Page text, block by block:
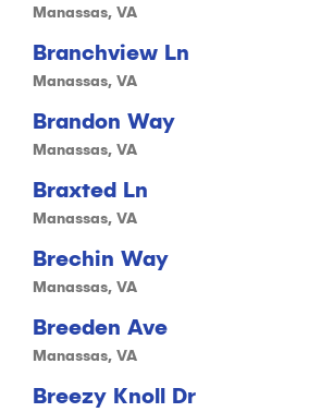
Manassas, VA
Branchview Ln
Manassas, VA
Brandon Way
Manassas, VA
Braxted Ln
Manassas, VA
Brechin Way
Manassas, VA
Breeden Ave
Manassas, VA
Breezy Knoll Dr